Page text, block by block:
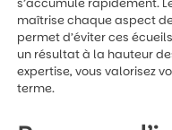
s’accumule rapidement.
maîtrise chaque aspect
permet d’éviter ces
un résultat à la hauteur
expertise, vous valorisez
terme.